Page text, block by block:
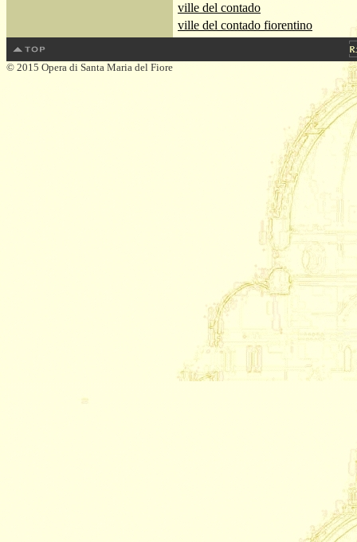
ville del contado
ville del contado fiorentino
© 2015 Opera di Santa Maria del Fiore